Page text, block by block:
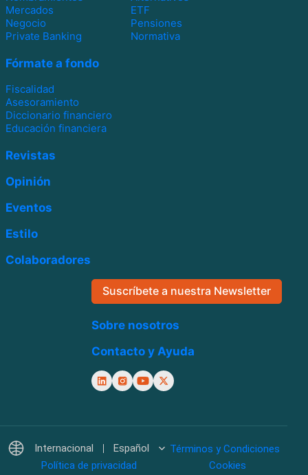
Mercados
ETF
Negocio
Pensiones
Private Banking
Normativa
Fórmate a fondo
Fiscalidad
Asesoramiento
Diccionario financiero
Educación financiera
Revistas
Opinión
Eventos
Estilo
Colaboradores
Suscríbete a nuestra Newsletter
Sobre nosotros
Contacto y Ayuda
Internacional Español
Términos y Condiciones
Política de privacidad
Cookies